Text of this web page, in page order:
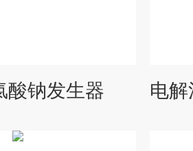
酸钠发生器